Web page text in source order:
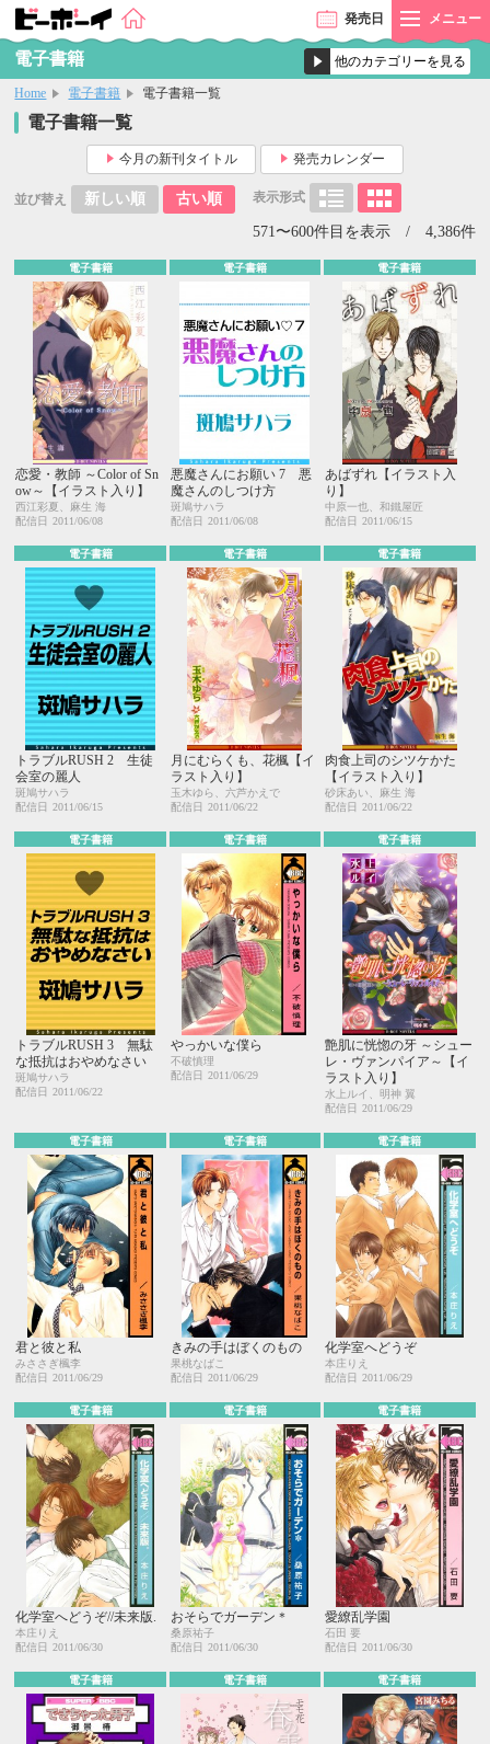
発売日 メニュー
電子書籍
Home 電子書籍 電子書籍一覧
電子書籍一覧
今月の新刊タイトル 発売カレンダー
並び替え 新しい順 古い順 表示形式
571〜600件目を表示 / 4,386件
電子書籍
恋愛・教師 ～Color of Sn
ow～【イラスト入り】
西江彩夏、麻生 海
配信日
2011/06/08
電子書籍
悪魔さんにお願い 7 悪
魔さんのしつけ方
斑鳩サハラ
配信日
2011/06/08
電子書籍
あばずれ【イラスト入
り】
中原一也、和鐵屋匠
配信日
2011/06/15
電子書籍
トラブルRUSH 2 生徒
会室の麗人
斑鳩サハラ
配信日
2011/06/15
電子書籍
月にむらくも、花楓【イ
ラスト入り】
玉木ゆら、六芦かえで
配信日
2011/06/22
電子書籍
肉食上司のシツケかた
【イラスト入り】
砂床あい、麻生 海
配信日
2011/06/22
電子書籍
トラブルRUSH 3 無駄
な抵抗はおやめなさい
斑鳩サハラ
配信日 2011/06/22
電子書籍
やっかいな僕ら
不破慎理
配信日 2011/06/29
電子書籍
艶肌に恍惚の牙 ～シュー
レ・ヴァンパイア～【イ
ラスト入り】
水上ルイ、明神 翼
配信日 2011/06/29
電子書籍
君と彼と私
みささぎ楓李
配信日
2011/06/29
電子書籍
きみの手はぼくのもの
果桃なばこ
配信日
2011/06/29
電子書籍
化学室へどうぞ
本庄りえ
配信日
2011/06/29
電子書籍
化学室へどうぞ//未来版.
本庄りえ
配信日
2011/06/30
電子書籍
おそらでガーデン＊
桑原祐子
配信日
2011/06/30
電子書籍
愛繚乱学園
石田 要
配信日
2011/06/30
電子書籍 電子書籍 電子書籍